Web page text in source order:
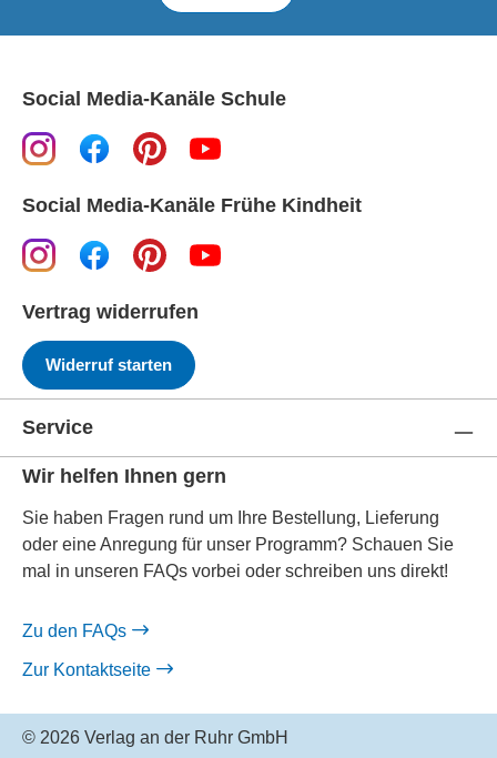
Social Media-Kanäle Schule
Social Media-Kanäle Frühe Kindheit
Vertrag widerrufen
Widerruf starten
Service
Wir helfen Ihnen gern
Sie haben Fragen rund um Ihre Bestellung, Lieferung
oder eine Anregung für unser Programm? Schauen Sie
mal in unseren FAQs vorbei oder schreiben uns direkt!
Zu den FAQs
Zur Kontaktseite
© 2026 Verlag an der Ruhr GmbH